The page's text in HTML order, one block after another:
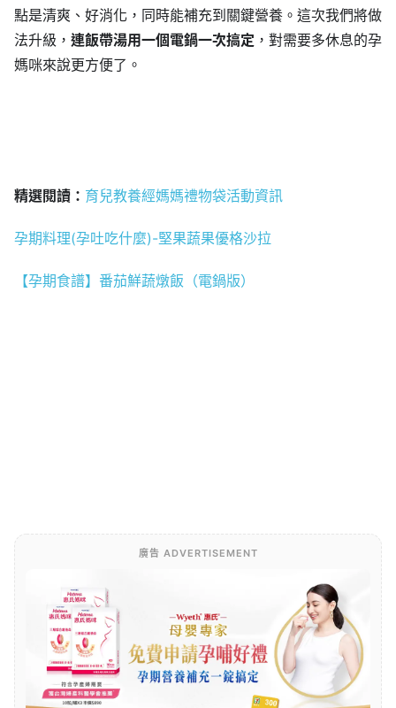
點是清爽、好消化，同時能補充到關鍵營養。這次我們將做
法升級， 連飯帶湯用一個電鍋一次搞定 ，對需要多休息的孕
媽咪來說更方便了。
精選閱讀： 育兒教養經媽媽禮物袋活動資訊
孕期料理(孕吐吃什麼)-堅果蔬果優格沙拉
【孕期食譜】番茄鮮蔬燉飯（電鍋版）
廣告 ADVERTISEMENT